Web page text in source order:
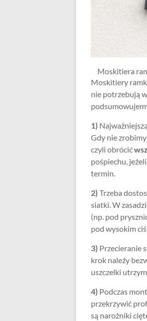
Moskitiera
Moskitiery
nie potrzebują
1)
Gdy nie
czyli obrócić
pośpiechu,
termin.
2) Trzeba
siatki. W
(np. pod
pod wysokim
3) Przecieranie
krok należy
uszczelki
4) Podczas
przekrzywić
są narożniki